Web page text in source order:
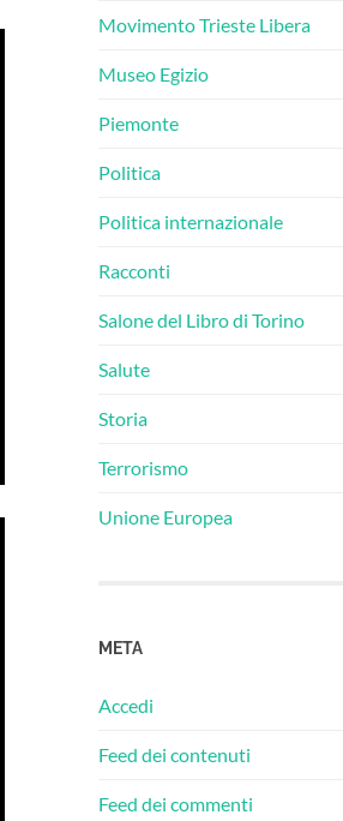
Movimento Trieste Libera
Museo Egizio
Piemonte
Politica
Politica internazionale
Racconti
Salone del Libro di Torino
Salute
Storia
Terrorismo
Unione Europea
META
Accedi
Feed dei contenuti
Feed dei commenti